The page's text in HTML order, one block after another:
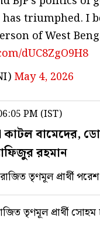
triumphed. I
of West
dUC8ZgO9H8
May 4, 2026
PM (IST)
কাটল বামেদের,
রহমান
তৃণমূল প্রার্থী
তৃণমূল প্রার্থী সোহম